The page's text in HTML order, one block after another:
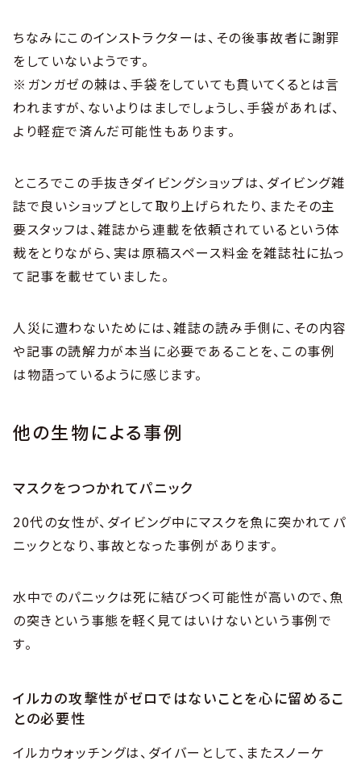
ちなみにこのインストラクターは、その後事故者に謝罪
をしていないようです。
※ガンガゼの棘は、手袋をしていても貫いてくるとは言
われますが、ないよりはましでしょうし、手袋があれば、
より軽症で済んだ可能性もあります。
ところでこの手抜きダイビングショップは、ダイビング雑
誌で良いショップとして取り上げられたり、またその主
要スタッフは、雑誌から連載を依頼されているという体
裁をとりながら、実は原稿スペース料金を雑誌社に払っ
て記事を載せていました。
人災に遭わないためには、雑誌の読み手側に、その内容
や記事の読解力が本当に必要であることを、この事例
は物語っているように感じます。
他の生物による事例
マスクをつつかれてパニック
20代の女性が、ダイビング中にマスクを魚に突かれてパ
ニックとなり、事故となった事例があります。
水中でのパニックは死に結びつく可能性が高いので、魚
の突きという事態を軽く見てはいけないという事例で
す。
イルカの攻撃性がゼロではないことを心に留めるこ
との必要性
イルカウォッチングは、ダイバーとして、またスノーケ